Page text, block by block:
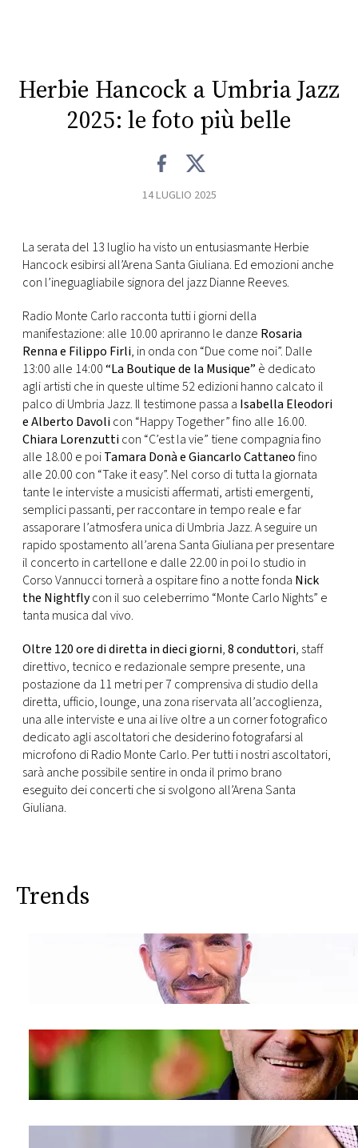
CONSIGLIA
Herbie Hancock a Umbria Jazz
2025: le foto più belle
14 LUGLIO 2025
La serata del 13 luglio ha visto un entusiasmante Herbie
Hancock esibirsi all’Arena Santa Giuliana. Ed emozioni anche
con l’ineguagliabile signora del jazz Dianne Reeves.
Radio Monte Carlo racconta tutti i giorni della
manifestazione: alle 10.00 apriranno le danze Rosaria
Renna e Filippo Firli, in onda con “Due come noi”. Dalle
13:00 alle 14:00“La Boutique de la Musique” è dedicato
agli artisti che in queste ultime 52 edizioni hanno calcato il
palco di Umbria Jazz. Il testimone passa a Isabella Eleodori
e Alberto Davolicon “Happy Together” fino alle 16.00.
Chiara Lorenzutticon “C’est la vie” tiene compagnia fino
alle 18.00 e poiTamara Donà e Giancarlo Cattaneofino
alle 20.00 con “Take it easy”. Nel corso di tutta la giornata
tante le interviste a musicisti affermati, artisti emergenti,
semplici passanti, per raccontare in tempo reale e far
assaporare l’atmosfera unica di Umbria Jazz. A seguire un
rapido spostamento all’arena Santa Giuliana per presentare
il concerto in cartellone e dalle 22.00 in poi lo studio in
Corso Vannucci tornerà a ospitare fino a notte fonda Nick
the Nightflycon il suo celeberrimo “Monte Carlo Nights” e
tanta musica dal vivo.
Oltre 120 ore di diretta in dieci giorni,8 conduttori, staff
direttivo, tecnico e redazionale sempre presente, una
postazione da 11 metri per 7 comprensiva di studio della
diretta, ufficio, lounge, una zona riservata all’accoglienza,
una alle interviste e una ai live oltre a un corner fotografico
dedicato agli ascoltatori che desiderino fotografarsi al
microfono di Radio Monte Carlo. Per tutti i nostri ascoltatori,
sarà anche possibile sentire in onda il primo brano
eseguito dei concerti che si svolgono all’Arena Santa
Giuliana.
Trends